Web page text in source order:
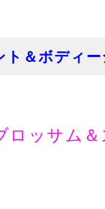
ト ＆ボディ
ロッサム